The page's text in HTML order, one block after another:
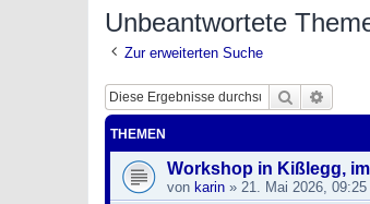
Unbeantwortete
Zur erweiterten Suche
Suche
THEMEN
Workshop in Kißlegg,
von karin » 21. Mai 2026, 09:25